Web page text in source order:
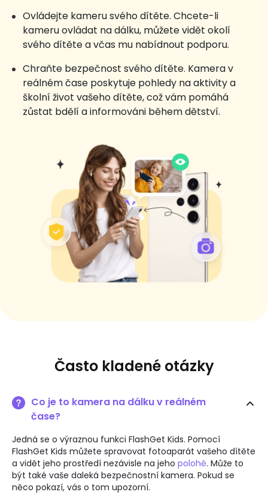
Ovládejte kameru svého dítěte. Chcete-li
kameru ovládat na dálku, můžete vidět okolí
svého dítěte a včas mu nabídnout podporu.
Chraňte bezpečnost svého dítěte. Kamera v
reálném čase poskytuje pohledy na aktivity a
školní život vašeho dítěte, což vám pomáhá
zůstat bdělí a informováni během dětství.
Často kladené otázky
Co je to kamera na dálku v reálném
čase?
Jedná se o výraznou funkci FlashGet Kids. Pomocí
FlashGet Kids můžete spravovat fotoaparát vašeho dítěte
a vidět jeho prostředí nezávisle na jeho polohě. Může to
být také vaše daleká bezpečnostní kamera. Pokud se
něco pokazí, vás o tom upozorní.